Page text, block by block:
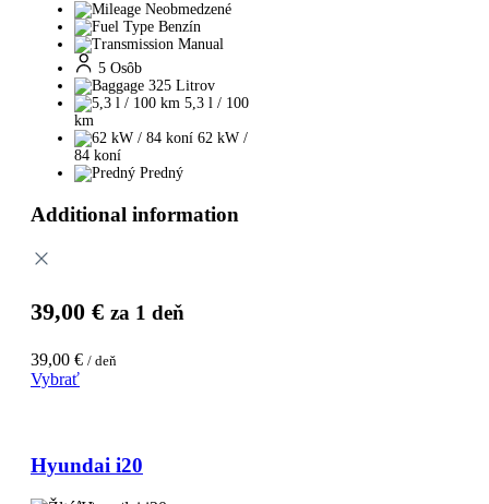
Neobmedzené
Benzín
Manual
5 Osôb
325 Litrov
5,3 l / 100
km
62 kW /
84 koní
Predný
Additional information
39,00 € za 1 deň
39,00 € / deň
Vybrať
Hyundai i20